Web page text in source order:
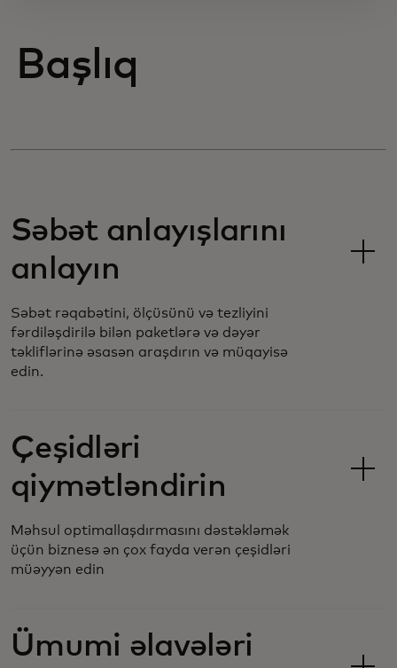
Başlıq
Səbət anlayışlarını
anlayın
Səbət rəqabətini, ölçüsünü və tezliyini
fərdiləşdirilə bilən paketlərə və dəyər
təkliflərinə əsasən araşdırın və müqayisə
edin.
Çeşidləri
qiymətləndirin
Məhsul optimallaşdırmasını dəstəkləmək
üçün biznesə ən çox fayda verən çeşidləri
müəyyən edin
Ümumi əlavələri